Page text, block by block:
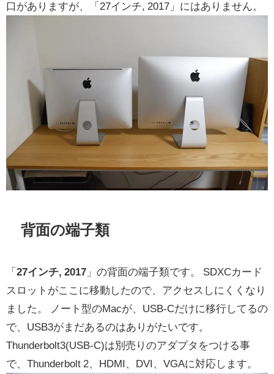
口がありますが、「27インチ, 2017」にはありません。
背面の端子類
「 27インチ, 2017 」の背面の端子類です。 SDXCカード
スロットがここに移動したので、アクセスしにくくなり
ました。 ノート型のMacが、USB-Cだけに移行してるの
で、USB3がまだあるのはありがたいです。
Thunderbolt3(USB-C)は別売りのアダプタをつける事
で、Thunderbolt 2、HDMI、DVI、VGAに対応します。